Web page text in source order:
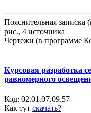
Пояснительная записка
рис., 4 источника
Чертежи (в программе
Курсовая разработка
равномерного
Код: 02.01.07.09.57
Как тут скачать?